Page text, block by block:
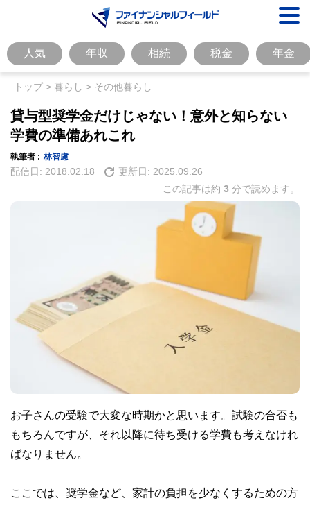
人気 年収 相続 税金 年金
トップ> 暮らし > その他暮らし
貸与型奨学金だけじゃない！意外と知らない
学費の準備あれこれ
執筆者 : 林智慮
配信日: 2018.02.18 更新日: 2025.09.26
この記事は約 3 分で読めます。
お子さんの受験で大変な時期かと思います。試験の合否も
もちろんですが、それ以降に待ち受ける学費も考えなけれ
ばなりません。
ここでは、奨学金など、家計の負担を少なくするための方